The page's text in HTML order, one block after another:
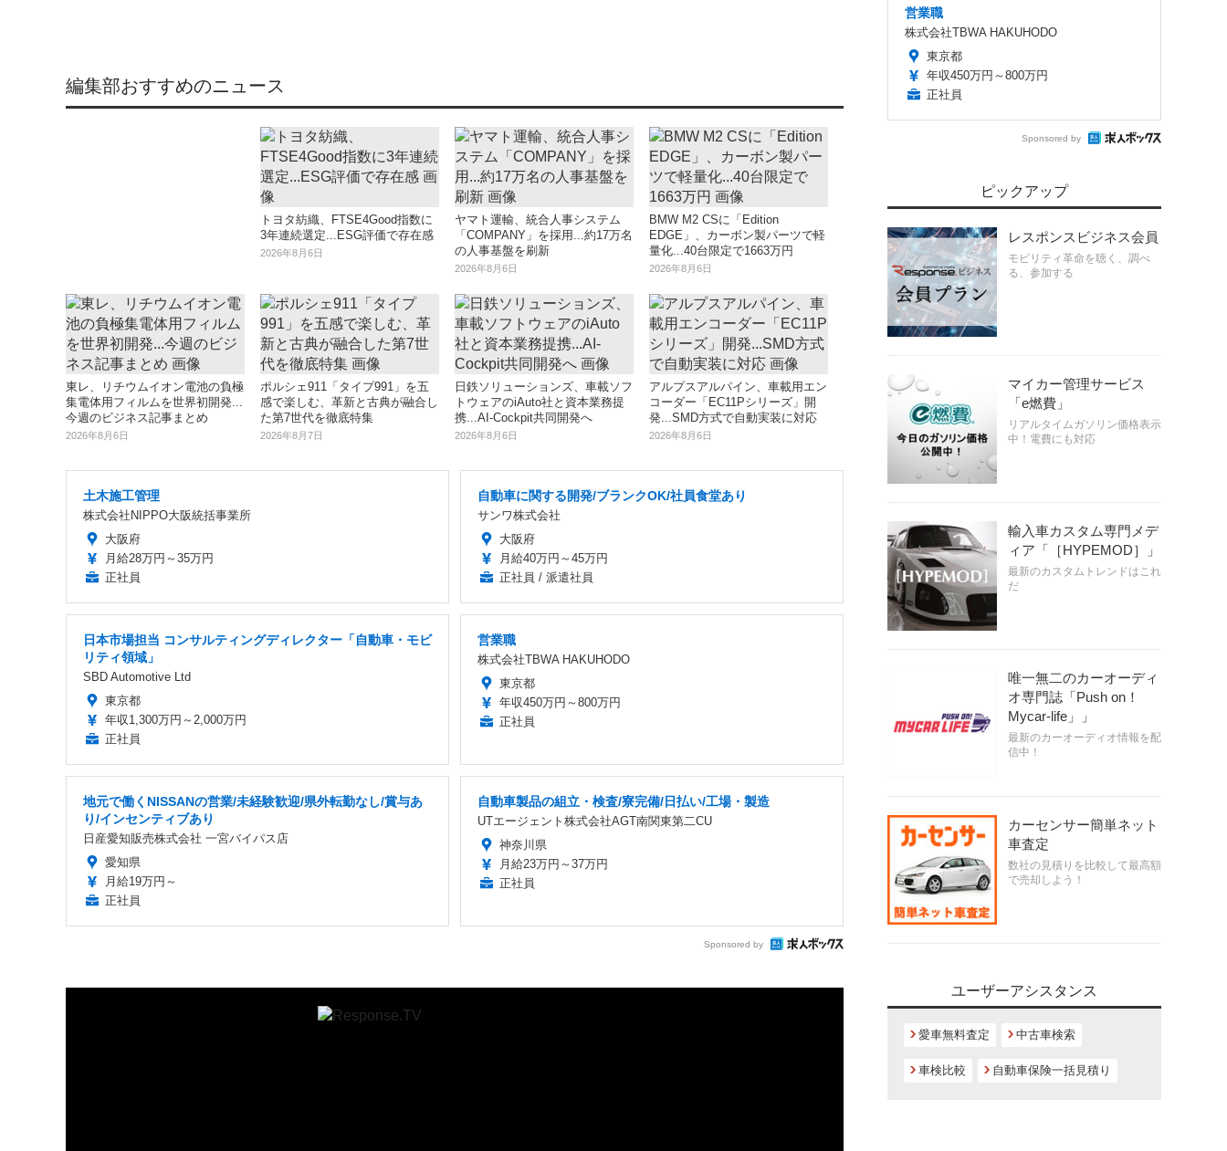
編集部おすすめのニュース
トヨタ紡織、FTSE4Good指数に
3年連続選定...ESG評価で存在感
2026年8月6日
ヤマト運輸、統合人事システム
「COMPANY」を採用...約17万名
の人事基盤を刷新
2026年8月6日
BMW M2 CSに「Edition
EDGE」、カーボン製パーツで軽
量化...40台限定で1663万円
2026年8月6日
東レ、リチウムイオン電池の負極
集電体用フィルムを世界初開発...
今週のビジネス記事まとめ
2026年8月6日
ポルシェ911「タイプ991」を五
感で楽しむ、革新と古典が融合し
た第7世代を徹底特集
2026年8月7日
日鉄ソリューションズ、車載ソフ
トウェアのiAuto社と資本業務提
携...AI-Cockpit共同開発へ
2026年8月6日
アルプスアルパイン、車載用エン
コーダー「EC11Pシリーズ」開
発...SMD方式で自動実装に対応
2026年8月6日
土木施工管理
株式会社NIPPO大阪統括事業所
大阪府
月給28万円～35万円
正社員
自動車に関する開発/ブランクOK/社員食堂あり
サンワ株式会社
大阪府
月給40万円～45万円
正社員 / 派遣社員
日本市場担当 コンサルティングディレクター「自動車・モビ
リティ領域」
SBD Automotive Ltd
東京都
年収1,300万円～2,000万円
正社員
営業職
株式会社TBWA HAKUHODO
東京都
年収450万円～800万円
正社員
地元で働くNISSANの営業/未経験歓迎/県外転勤なし/賞与あ
り/インセンティブあり
日産愛知販売株式会社 一宮バイパス店
愛知県
月給19万円～
正社員
自動車製品の組立・検査/寮完備/日払い/工場・製造
UTエージェント株式会社AGT南関東第二CU
神奈川県
月給23万円～37万円
正社員
Sponsored by
営業職
株式会社TBWA HAKUHODO
東京都
年収450万円～800万円
正社員
Sponsored by
ピックアップ
レスポンスビジネス会員
モビリティ革命を聴く、調べ
る、参加する
マイカー管理サービス
「e燃費」
リアルタイムガソリン価格表示
中！電費にも対応
輸入車カスタム専門メデ
ィア「［HYPEMOD］」
最新のカスタムトレンドはこれ
だ
唯一無二のカーオーディ
オ専門誌「Push on！
Mycar-life」」
最新のカーオーディオ情報を配
信中！
カーセンサー簡単ネット
車査定
数社の見積りを比較して最高額
で売却しよう！
ユーザーアシスタンス
愛車無料査定 中古車検索
車検比較 自動車保険一括見積り